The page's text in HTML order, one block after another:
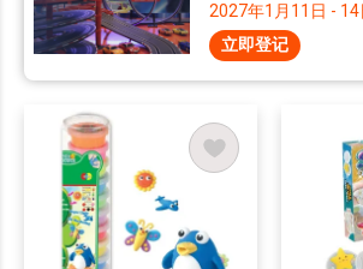
2027年1月11日 - 14
立即登记